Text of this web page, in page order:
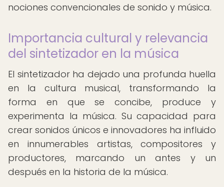
nociones convencionales de sonido y música.
Importancia cultural y relevancia
del sintetizador en la música
El sintetizador ha dejado una profunda huella
en la cultura musical, transformando la
forma en que se concibe, produce y
experimenta la música. Su capacidad para
crear sonidos únicos e innovadores ha influido
en innumerables artistas, compositores y
productores, marcando un antes y un
después en la historia de la música.